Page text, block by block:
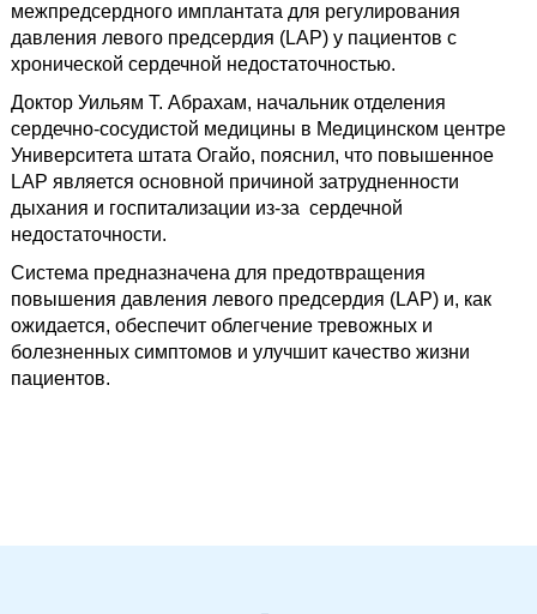
межпредсердного имплантата для регулирования
давления левого предсердия (LAP) у пациентов с
хронической сердечной недостаточностью.
Доктор Уильям Т. Абрахам, начальник отделения
сердечно-сосудистой медицины в Медицинском центре
Университета штата Огайо, пояснил, что повышенное
LAP является основной причиной затрудненности
дыхания и госпитализации из-за сердечной
недостаточности.
Система предназначена для предотвращения
повышения давления левого предсердия (LAP) и, как
ожидается, обеспечит облегчение тревожных и
болезненных симптомов и улучшит качество жизни
пациентов.